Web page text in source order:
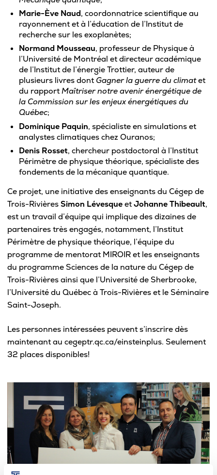
Marie-Ève Naud, coordonnatrice scientifique au
rayonnement et à l’éducation de l’Institut de
recherche sur les exoplanètes;
Normand Mousseau, professeur de Physique à
l’Université de Montréal et directeur académique
de l’Institut de l’énergie Trottier, auteur de
plusieurs livres dont Gagner la guerre du climatet
du rapportMaîtriser notre avenir énergétique de
la Commission sur les enjeux énergétiques du
Québec;
Dominique Paquin, spécialiste en simulations et
analystes climatiques chez Ouranos;
Denis Rosset, chercheur postdoctoral à l’Institut
Périmètre de physique théorique, spécialiste des
fondements de la mécanique quantique.
Ce projet, une initiative des enseignants du Cégep de
Trois-RivièresSimon LévesqueetJohanne Thibeault,
est un travail d’équipe qui implique des dizaines de
partenaires très engagés, notamment, l’Institut
Périmètre de physique théorique, l’équipe du
programme de mentorat MIROIR et les enseignants
du programme Sciences de la nature du Cégep de
Trois-Rivières ainsi que l’Université de Sherbrooke,
l’Université du Québec à Trois-Rivières et le Séminaire
Saint-Joseph.
Les personnes intéressées peuvent s’inscrire dès
maintenant au cegeptr.qc.ca/einsteinplus. Seulement
32 places disponibles!